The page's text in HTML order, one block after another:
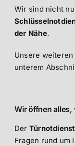
Wir sind nicht
der Nähe.
Unsere
unterem
Wir öffnen alles,
Der
Fragen rund um